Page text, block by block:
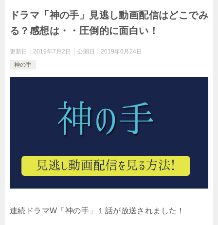
ドラマ「神の手」見逃し動画配信はどこでみ
る？感想は・・圧倒的に面白い！
更新日： 2019年7月2日 公開日： 2019年6月24日
神の手
連続ドラマW「神の手」１話が放送されました！